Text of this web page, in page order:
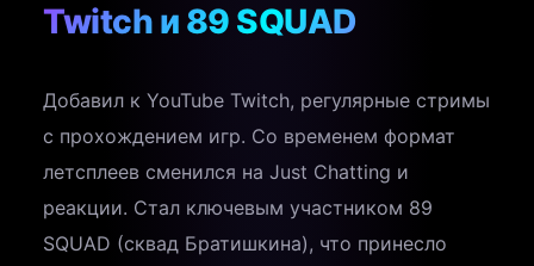
Twitch и 89 SQUAD
Добавил к YouTube Twitch, регулярные стримы
с прохождением игр. Со временем формат
летсплеев сменился на Just Chatting и
реакции. Стал ключевым участником 89
SQUAD (сквад Братишкина), что принесло